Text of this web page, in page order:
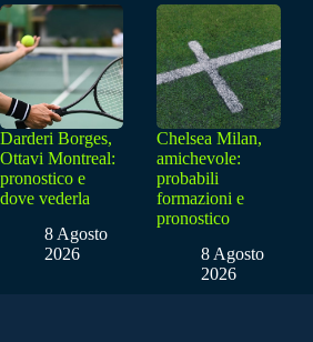
Darderi Borges,
Ottavi Montreal:
pronostico e
dove vederla
8 Agosto
2026
Chelsea Milan,
amichevole:
probabili
formazioni e
pronostico
8 Agosto
2026